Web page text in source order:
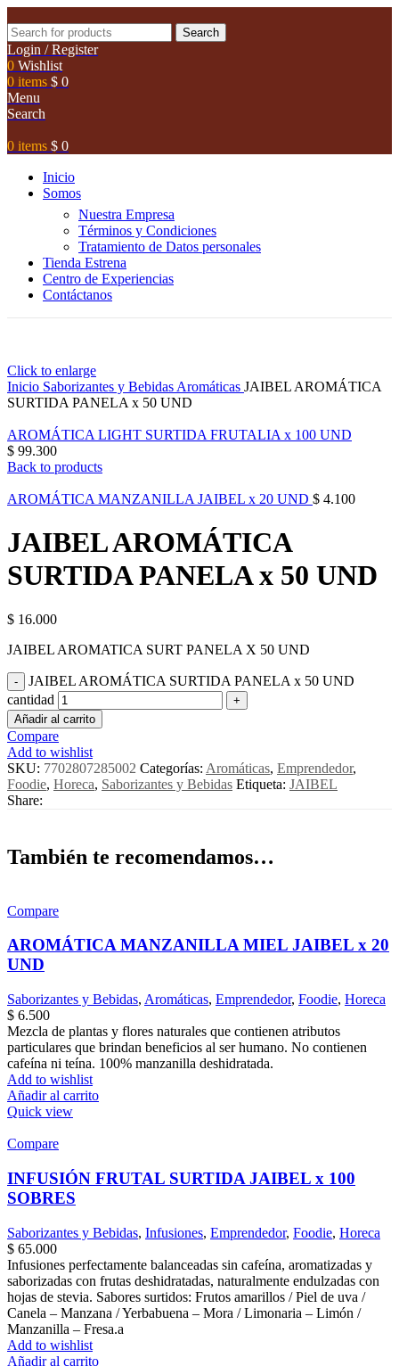
Search
Login / Register
0 Wishlist
0 items $ 0
Menu
Search
0 items $ 0
Inicio
Somos
Nuestra Empresa
Términos y Condiciones
Tratamiento de Datos personales
Tienda Estrena
Centro de Experiencias
Contáctanos
Click to enlarge
Inicio Saborizantes y Bebidas Aromáticas JAIBEL AROMÁTICA
SURTIDA PANELA x 50 UND
AROMÁTICA LIGHT SURTIDA FRUTALIA x 100 UND
$ 99.300
Back to products
AROMÁTICA MANZANILLA JAIBEL x 20 UND $ 4.100
JAIBEL AROMÁTICA
SURTIDA PANELA x 50 UND
$ 16.000
JAIBEL AROMATICA SURT PANELA X 50 UND
JAIBEL AROMÁTICA SURTIDA PANELA x 50 UND
cantidad
Añadir al carrito
Compare
Add to wishlist
SKU: 7702807285002 Categorías: Aromáticas, Emprendedor,
Foodie, Horeca, Saborizantes y Bebidas Etiqueta: JAIBEL
Share:
También te recomendamos…
Compare
AROMÁTICA MANZANILLA MIEL JAIBEL x 20
UND
Saborizantes y Bebidas, Aromáticas, Emprendedor, Foodie, Horeca
$ 6.500
Mezcla de plantas y flores naturales que contienen atributos
particulares que brindan beneficios al ser humano. No contienen
cafeína ni teína. 100% manzanilla deshidratada.
Add to wishlist
Añadir al carrito
Quick view
Compare
INFUSIÓN FRUTAL SURTIDA JAIBEL x 100
SOBRES
Saborizantes y Bebidas, Infusiones, Emprendedor, Foodie, Horeca
$ 65.000
Infusiones perfectamente balanceadas sin cafeína, aromatizadas y
saborizadas con frutas deshidratadas, naturalmente endulzadas con
hojas de stevia. Sabores surtidos: Frutos amarillos / Piel de uva /
Canela – Manzana / Yerbabuena – Mora / Limonaria – Limón /
Manzanilla – Fresa.a
Add to wishlist
Añadir al carrito